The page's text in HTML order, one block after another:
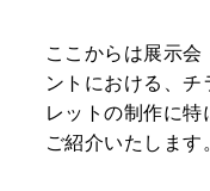
ここからは展示
ントにおける、チ
レットの制作に
ご紹介いたします